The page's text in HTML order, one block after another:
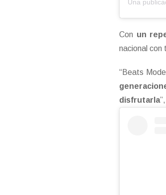
Con un
nacional con
“Beats
disfrutarla